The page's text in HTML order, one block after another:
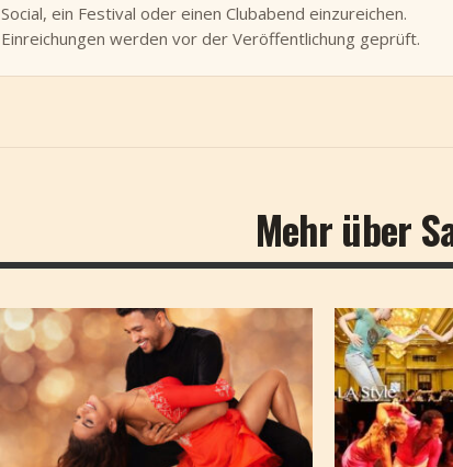
Social, ein Festival oder einen Clubabend einzureichen.
Einreichungen werden vor der Veröffentlichung geprüft.
Mehr über